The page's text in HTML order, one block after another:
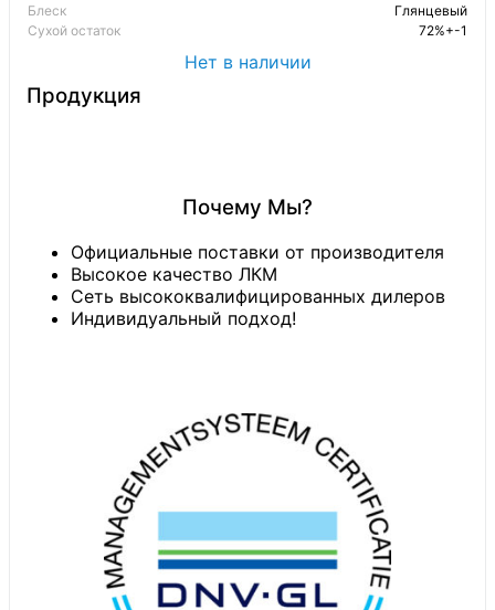
Блеск
Глянцевый
Сухой остаток
72%+-1
Нет в наличии
Продукция
Почему Мы?
Официальные поставки от производителя
Высокое качество ЛКМ
Сеть высококвалифицированных дилеров
Индивидуальный подход!